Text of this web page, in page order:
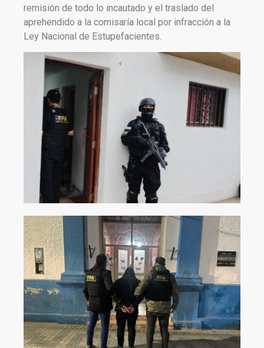
remisión de todo lo incautado y el traslado del
aprehendido a la comisaría local por infracción a la
Ley Nacional de Estupefacientes.